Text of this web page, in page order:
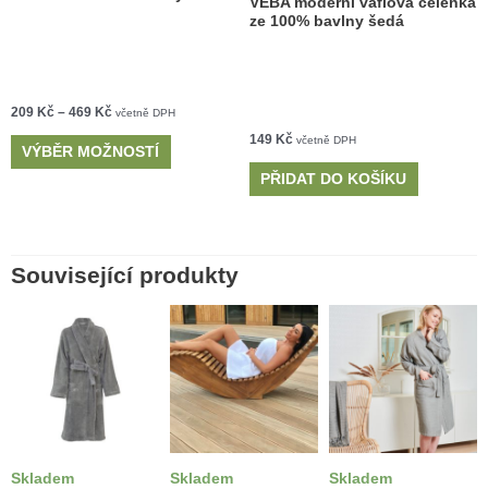
209 Kč – 469 Kč včetně DPH
VÝBĚR MOŽNOSTÍ
ze 100% bavlny šedá
149 Kč včetně DPH
PŘIDAT DO KOŠÍKU
Související produkty
Skladem
Skladem
Skladem